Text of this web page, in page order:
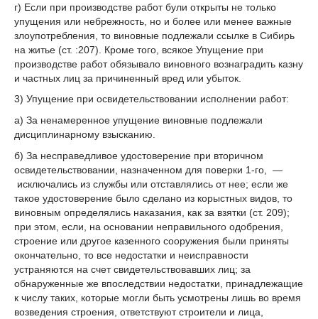
г) Если при производстве работ були открыты не только
упущения или небрежность, но и более или менее важные
злоупотребления, то виновные подлежали ссылке в Сибирь
на житье (ст. :207). Кроме того, всякое Упущение при
производстве работ обязывало виновного вознаградить казну
и частных лиц за причиненный вред или убыток.
3) Упущение при освидетельствовании исполнении работ:
а) За ненамеренное упущение виновные подлежали
дисциплинарному взысканию.
б) За несправедливое удостоверение при вторичном
освидетельствовании, назначенном для поверки 1-го, —
исключались из службы или отставлялись от нее; если же
такое удостоверение было сделано из корыстных видов, то
виновным определялись наказания, как за взятки (ст. 209);
при этом, если, на основании неправильного одобрения,
строение или другое казенного сооружения были приняты
окончательно, то все недостатки и неисправности
устраняются на счет свидетельствовавших лиц; за
обнаруженные же впоследствии недостатки, принадлежащие
к числу таких, которые могли быть усмотрены лишь во время
возведения строения, ответствуют строители и лица,